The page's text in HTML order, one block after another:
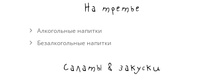
На третье
Алкогольные напитки
Безалкогольные напитки
Салаты & закуски